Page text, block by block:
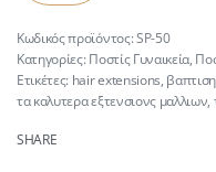
SP-50
Κατηγορίες: Ποστίς Γυναικεία,
Ετικέτες: hair extensions, βαπτιση
τα καλυτερα εξτενσιονς μαλλιων,
SHARE